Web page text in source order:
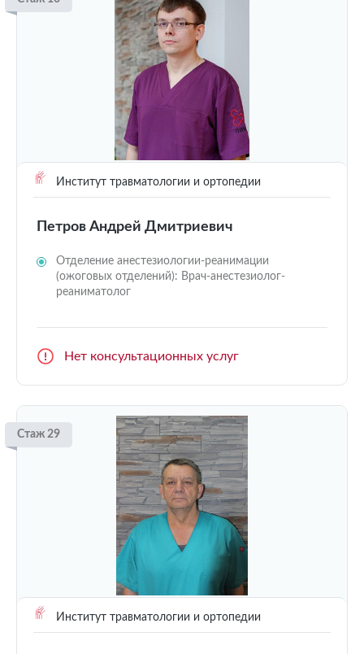
Институт травматологии и ортопедии
Петров Андрей Дмитриевич
Отделение анестезиологии-реанимации
(ожоговых отделений): Врач-анестезиолог-
реаниматолог
Нет консультационных услуг
Стаж 29
Институт травматологии и ортопедии